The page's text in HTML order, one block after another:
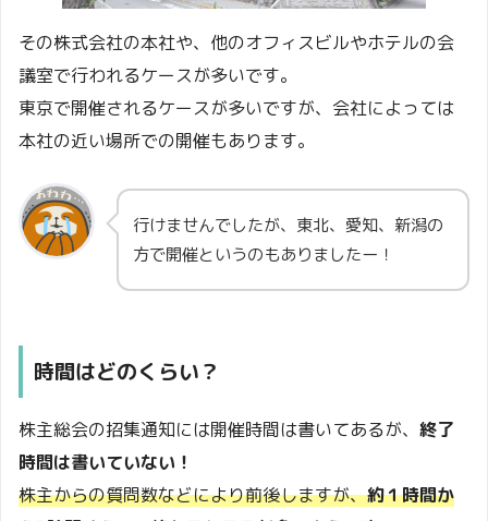
その株式会社の本社や、他のオフィスビルやホテルの会
議室で行われるケースが多いです。
東京で開催されるケースが多いですが、会社によっては
本社の近い場所での開催もあります。
行けませんでしたが、東北、愛知、新潟の
方で開催というのもありましたー！
時間はどのくらい？
株主総会の招集通知には開催時間は書いてあるが、 終了
時間は書いていない！
株主からの質問数などにより前後しますが、約１時間か